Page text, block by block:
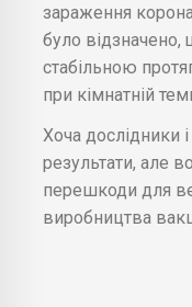
зараження
було
стабільною
при кімнатній
Хоча дослідники
результати, але
перешкоди для
виробництва